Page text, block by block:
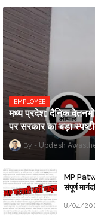
EMPLOYEE
मध्य प्रदेश: दैनिक
पर सरकार का बड़ा
Updesh
MP
संपूर्ण
8/04/